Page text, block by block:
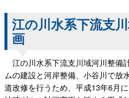
江の川水系下流支
画
江の川水系下流支川域河川整備
ムの建設と河岸整備、小谷川で放
道改修を行うため、平成13年6月に